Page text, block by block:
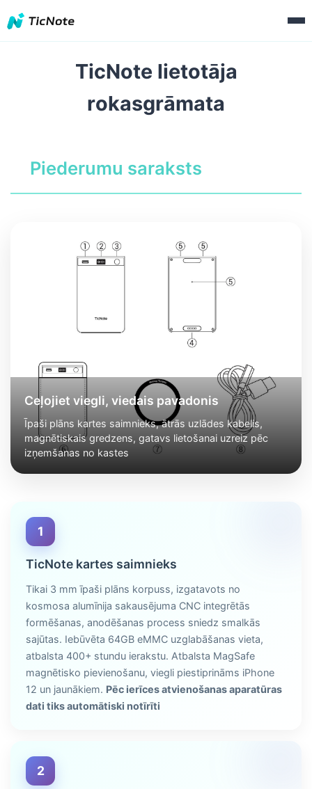
TicNote lietotāja
rokasgrāmata
Piederumu saraksts
Ceļojiet viegli, viedais pavadonis
Īpaši plāns kartes saimnieks, ātrās uzlādes kabelis,
magnētiskais gredzens, gatavs lietošanai uzreiz pēc
izņemšanas no kastes
1
TicNote kartes saimnieks
Tikai 3 mm īpaši plāns korpuss, izgatavots no
kosmosa alumīnija sakausējuma CNC integrētās
formēšanas, anodēšanas process sniedz smalkās
sajūtas. Iebūvēta 64GB eMMC uzglabāšanas vieta,
atbalsta 400+ stundu ierakstu. Atbalsta MagSafe
magnētisko pievienošanu, viegli piestiprināms iPhone
12 un jaunākiem. Pēc ierīces atvienošanas aparatūras
dati tiks automātiski notīrīti
2